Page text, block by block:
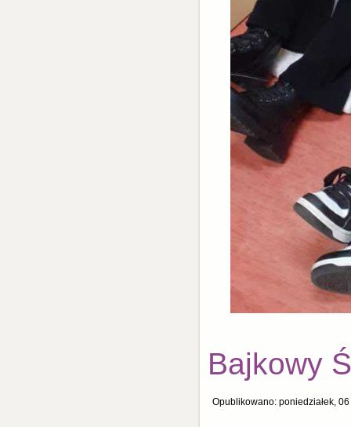
Bajkowy
Opublikowano: poniedziałek,